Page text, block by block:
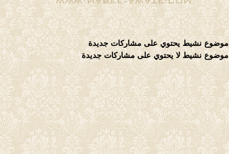
موضوع نشيط يحتوي على مشاركات جديدة
موضوع نشيط لا يحتوي على مشاركات جديدة